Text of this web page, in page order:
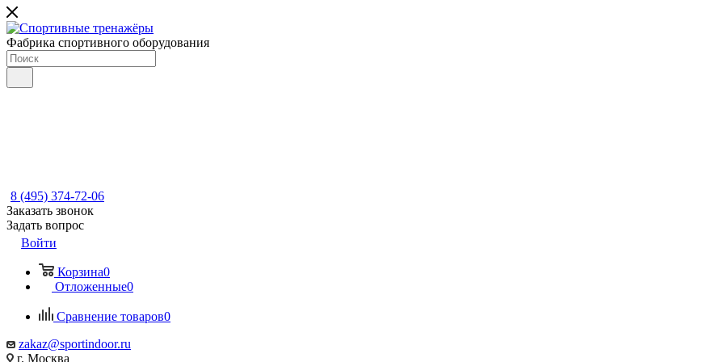
Фабрика спортивного оборудования
8 (495) 374-72-06
Заказать звонок
Задать вопрос
Войти
Корзина0
Отложенные0
Сравнение товаров0
zakaz@sportindoor.ru
г. Москва